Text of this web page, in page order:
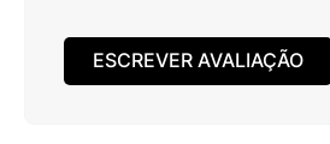
ESCREVER AVALIAÇÃO